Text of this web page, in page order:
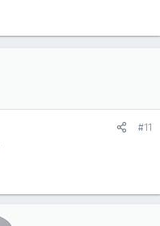
#11